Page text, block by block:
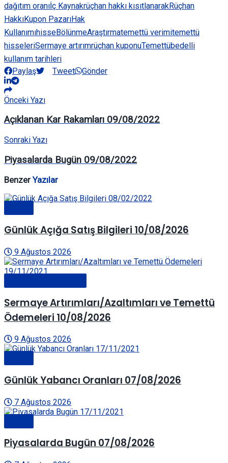
dağıtım oranıİç Kaynakrüçhan hakkı kısıtlanarakRüçhan
HakkıKupon PazarıHak
KullanımıhisseBölünmeAraştırmatemettü verimitemettü
hisseleriSermaye artırımrüçhan kuponuTemettübedelli
kullanım tarihleri
Paylaş
Tweet Gönder
Önceki Yazı
Açıklanan Kar Rakamları 09/08/2022
Sonraki Yazı
Piyasalarda Bugün 09/08/2022
BenzerYazılar
Günlük Açığa Satış Bilgileri 10/08/2026
9 Ağustos 2026
Sermaye Artırımları/Azaltımları ve Temettü
Ödemeleri 10/08/2026
9 Ağustos 2026
Günlük Yabancı Oranları 07/08/2026
7 Ağustos 2026
Piyasalarda Bugün 07/08/2026